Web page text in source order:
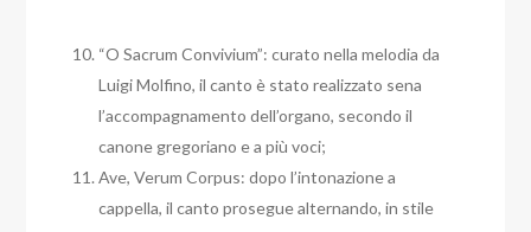
“O Sacrum Convivium”: curato nella melodia da
Luigi Molfino, il canto è stato realizzato sena
l’accompagnamento dell’organo, secondo il
canone gregoriano e a più voci;
Ave, Verum Corpus: dopo l’intonazione a
cappella, il canto prosegue alternando, in stile